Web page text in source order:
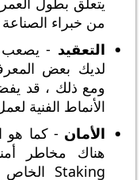
من خبراء الصناعة
التعقيد
ومع ذلك ، قد
الأنماط الفنية
الأمان - كما هو